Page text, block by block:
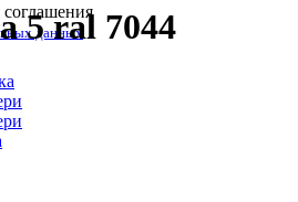
данных
5 ral 7044